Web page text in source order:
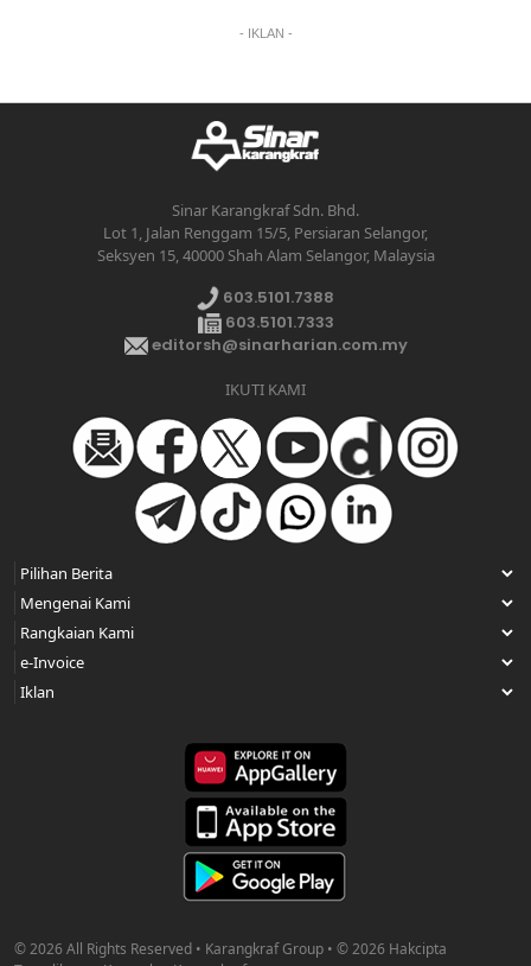
- IKLAN -
Sinar Karangkraf Sdn. Bhd.
Lot 1, Jalan Renggam 15/5, Persiaran Selangor,
Seksyen 15, 40000 Shah Alam Selangor, Malaysia
603.5101.7388
603.5101.7333
editorsh@sinarharian.com.my
IKUTI KAMI
© 2026 All Rights Reserved • Karangkraf Group • © 2026 Hakcipta